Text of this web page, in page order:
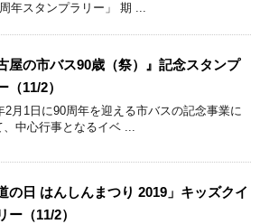
年スタンプラリー」 期 ...
屋の市バス90歳（祭）』記念スタンプ
（11/2）
2月1日に90周年を迎える市バスの記念事業に
、中心行事となるイベ ...
の日 はんしんまつり 2019」キッズクイ
ー（11/2）